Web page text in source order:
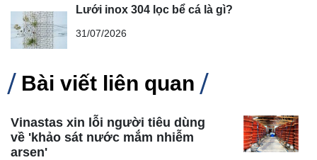
Lưới inox 304 lọc bể cá là gì?
31/07/2026
Bài viết liên quan
Vinastas xin lỗi người tiêu dùng
về 'khảo sát nước mắm nhiễm
arsen'